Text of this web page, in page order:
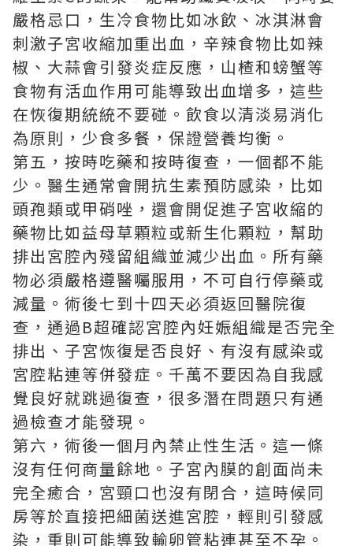
嚴格忌口，生冷食物比如冰飲、冰淇淋會
刺激子宮收縮加重出血，辛辣食物比如辣
椒、大蒜會引發炎症反應，山楂和螃蟹等
食物有活血作用可能導致出血增多，這些
在恢復期統統不要碰。飲食以清淡易消化
為原則，少食多餐，保證營養均衡。
第五，按時吃藥和按時復查，一個都不能
少。醫生通常會開抗生素預防感染，比如
頭孢類或甲硝唑，還會開促進子宮收縮的
藥物比如益母草顆粒或新生化顆粒，幫助
排出宮腔內殘留組織並減少出血。所有藥
物必須嚴格遵醫囑服用，不可自行停藥或
減量。術後七到十四天必須返回醫院復
查，通過B超確認宮腔內妊娠組織是否完全
排出、子宮恢復是否良好、有沒有感染或
宮腔粘連等併發症。千萬不要因為自我感
覺良好就跳過復查，很多潛在問題只有通
過檢查才能發現。
第六，術後一個月內禁止性生活。這一條
沒有任何商量餘地。子宮內膜的創面尚未
完全癒合，宮頸口也沒有閉合，這時候同
房等於直接把細菌送進宮腔，輕則引發感
染，重則可能導致輸卵管粘連甚至不孕。